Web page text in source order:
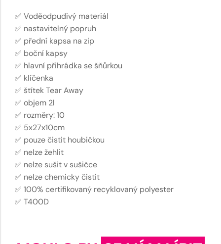
✅ Voděodpudivý materiál
✅ nastavitelný popruh
✅ přední kapsa na zip
✅ boční kapsy
✅ hlavní přihrádka se šňůrkou
✅ klíčenka
✅ štítek Tear Away
✅ objem 2l
✅ rozměry: 10
✅ 5x27x10cm
✅ pouze čistit houbičkou
✅ nelze žehlit
✅ nelze sušit v sušičce
✅ nelze chemicky čistit
✅ 100% certifikovaný recyklovaný polyester
✅ T400D